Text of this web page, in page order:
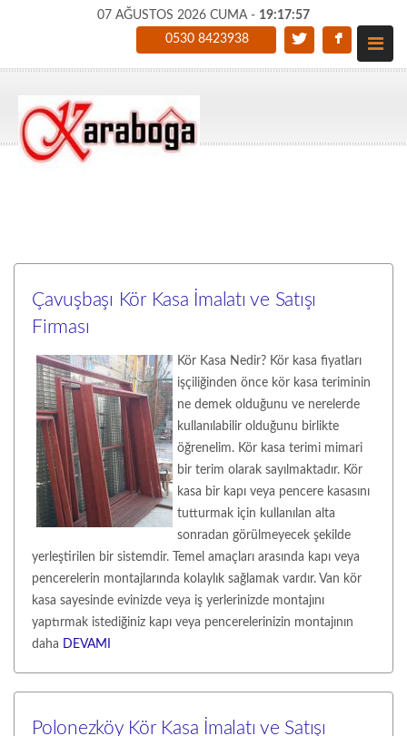
07 AĞUSTOS 2026 CUMA - 19:17:58
0530 8423938
Çavuşbaşı Kör Kasa İmalatı ve Satışı
Firması
Kör Kasa Nedir? Kör kasa fiyatları
işçiliğinden önce kör kasa teriminin
ne demek olduğunu ve nerelerde
kullanılabilir olduğunu birlikte
öğrenelim. Kör kasa terimi mimari
bir terim olarak sayılmaktadır. Kör
kasa bir kapı veya pencere kasasını
tutturmak için kullanılan alta
sonradan görülmeyecek şekilde
yerleştirilen bir sistemdir. Temel amaçları arasında kapı veya
pencerelerin montajlarında kolaylık sağlamak vardır. Van kör
kasa sayesinde evinizde veya iş yerlerinizde montajını
yaptırmak istediğiniz kapı veya pencerelerinizin montajının
daha DEVAMI
Polonezköy Kör Kasa İmalatı ve Satışı